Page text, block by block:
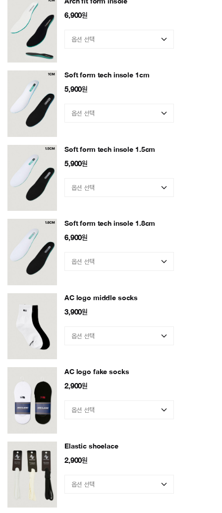
6,900원
Soft form tech insole 1cm
5,900원
Soft form tech insole 1.5cm
5,900원
Soft form tech insole 1.8cm
6,900원
AC logo middle socks
3,900원
AC logo fake socks
2,900원
Elastic shoelace
2,900원